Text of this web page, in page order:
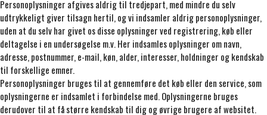
Personoplysninger afgives aldrig til tredjepart, med mindre du selv
udtrykkeligt giver tilsagn hertil, og vi indsamler aldrig personoplysninger,
uden at du selv har givet os disse oplysninger ved registrering, køb eller
deltagelse i en undersøgelse m.v. Her indsamles oplysninger om navn,
adresse, postnummer, e-mail, køn, alder, interesser, holdninger og kendskab
til forskellige emner.
Personoplysninger bruges til at gennemføre det køb eller den service, som
oplysningerne er indsamlet i forbindelse med. Oplysningerne bruges
derudover til at få større kendskab til dig og øvrige brugere af websitet.